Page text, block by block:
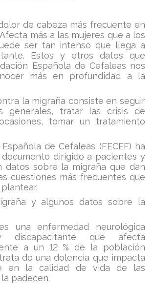
de cabeza más frecuente en
más a las mujeres que a los
ser tan intenso que llega a
Estos y otros datos que
Española de Cefaleas nos
más en profundidad a la
la migraña consiste en seguir
generales, tratar las crisis de
tomar un tratamiento
de Cefaleas (FECEF) ha
dirigido a pacientes y
datos sobre la migraña que dan
cuestiones más frecuentes que
y algunos datos sobre la
una enfermedad neurológica
discapacitante que afecta
a un 12 % de la población
de una dolencia que impacta
en la calidad de vida de las
padecen.